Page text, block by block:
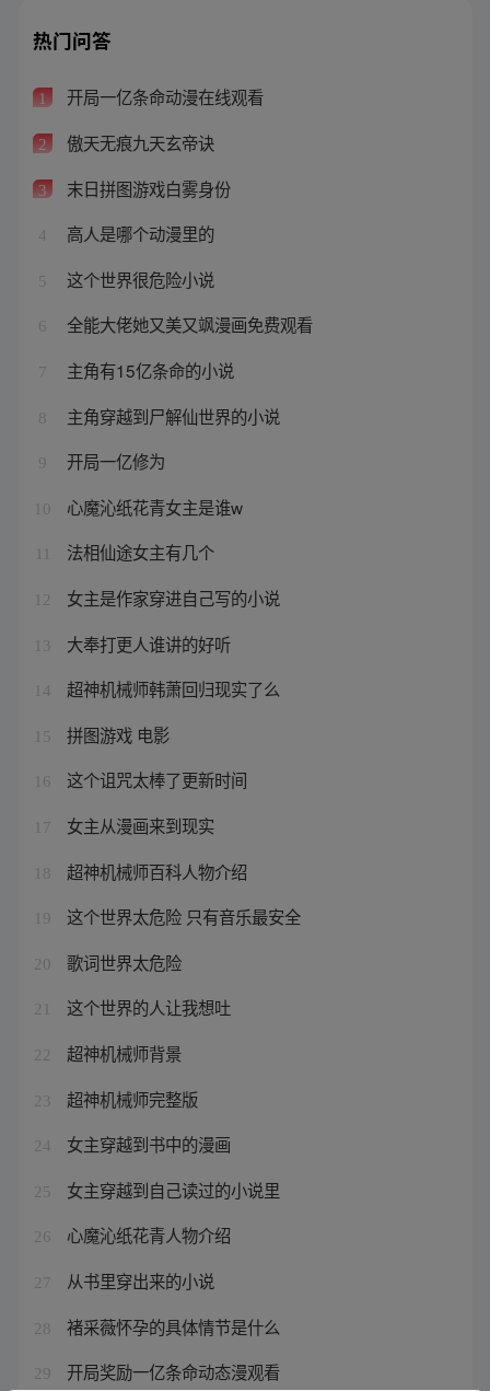
热门问答
1 开局一亿条命动漫在线观看
2 傲天无痕九天玄帝诀
3 末日拼图游戏白雾身份
4 高人是哪个动漫里的
5 这个世界很危险小说
6 全能大佬她又美又飒漫画免费观看
7 主角有15亿条命的小说
8 主角穿越到尸解仙世界的小说
9 开局一亿修为
10 心魔沁纸花青女主是谁w
法相仙途女主有几个
12 女主是作家穿进自己写的小说
13 大奉打更人谁讲的好听
14 超神机械师韩萧回归现实了么
15 拼图游戏 电影
16 这个诅咒太棒了更新时间
17 女主从漫画来到现实
18 超神机械师百科人物介绍
19 这个世界太危险 只有音乐最安全
20 歌词世界太危险
21 这个世界的人让我想吐
22 超神机械师背景
23 超神机械师完整版
24 女主穿越到书中的漫画
25 女主穿越到自己读过的小说里
26 心魔沁纸花青人物介绍
27 从书里穿出来的小说
28 褚采薇怀孕的具体情节是什么
29 开局奖励一亿条命动态漫观看